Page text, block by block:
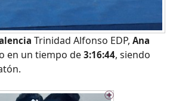
Trinidad Alfonso EDP, Ana
en un tiempo de3:16:44, siendo